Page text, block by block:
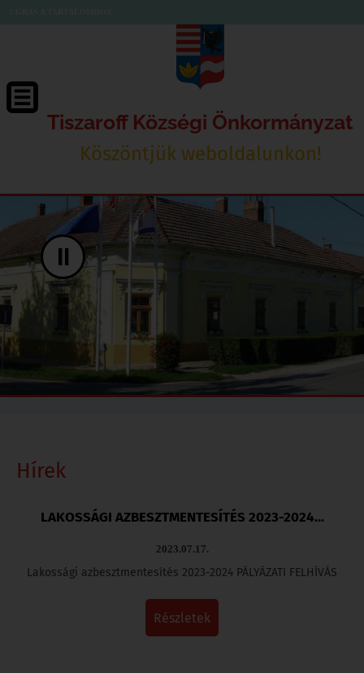
Tiszaroff Községi Önkormányzat
Köszöntjük weboldalunkon!
II
Hírek
LAKOSSÁGI AZBESZTMENTESÍTÉS 2023-2024...
2023.07.17.
Lakossági azbesztmentesítés 2023-2024 PÁLYÁZATI FELHÍVÁS
részletek